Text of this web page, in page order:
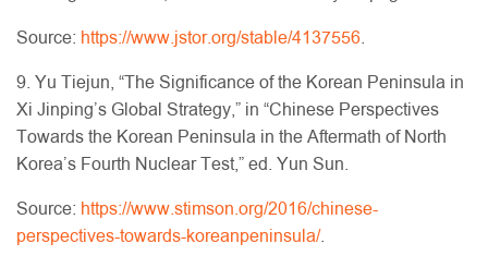
Source: https://www.jstor.org/stable/4137556.
9. Yu Tiejun, “The Significance of the Korean Peninsula in
Xi Jinping’s Global Strategy,” in “Chinese Perspectives
Towards the Korean Peninsula in the Aftermath of North
Korea’s Fourth Nuclear Test,” ed. Yun Sun.
Source: https://www.stimson.org/2016/chinese-
perspectives-towards-koreanpeninsula/.